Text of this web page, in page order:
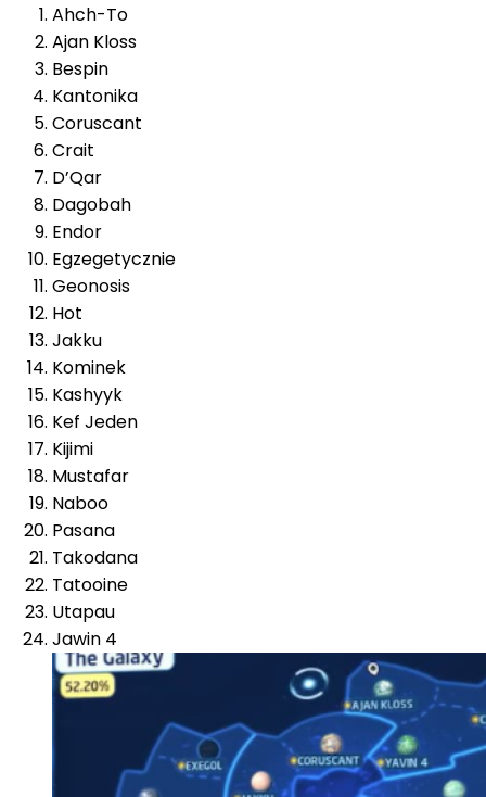
Ahch-To
Ajan Kloss
Bespin
Kantonika
Coruscant
Crait
D’Qar
Dagobah
Endor
Egzegetycznie
Geonosis
Hot
Jakku
Kominek
Kashyyk
Kef Jeden
Kijimi
Mustafar
Naboo
Pasana
Takodana
Tatooine
Utapau
Jawin 4